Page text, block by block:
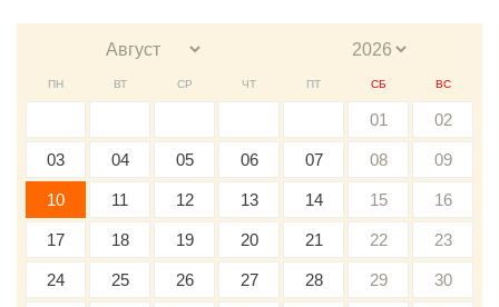
ПН ВТ СР ЧТ ПТ СБ ВС
01 02
03 04 05 06 07 08 09
10 11 12 13 14 15 16
17 18 19 20 21 22 23
24 25 26 27 28 29 30